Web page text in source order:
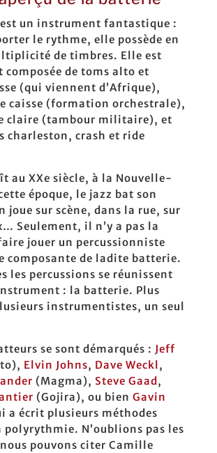
un instrument fantastique :
le rythme, elle possède en
de timbres. Elle est
de toms alto et
(qui viennent d’Afrique),
caisse (formation orchestrale),
claire (tambour militaire), et
charleston, crash et ride
au XXe siècle, à la Nouvelle-
époque, le jazz bat son
joue sur scène, dans la rue, sur
Seulement, il n’y a pas la
jouer un percussionniste
composante de ladite batterie.
les percussions se réunissent
: la batterie. Plus
instrumentistes, un seul
se sont démarqués : Jeff
Elvin Johns, Dave Weckl ,
(Magma), Steve Gaad ,
(Gojira), ou bien Gavin
a écrit plusieurs méthodes
polyrythmie. N’oublions pas les
pouvons citer Camille